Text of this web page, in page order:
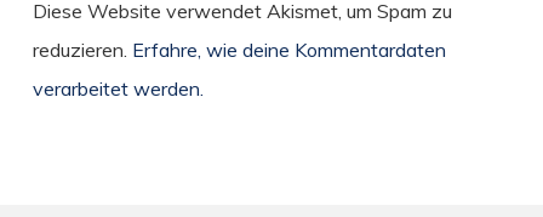
Diese Website verwendet Akismet, um Spam zu
reduzieren. Erfahre, wie deine Kommentardaten
verarbeitet werden.